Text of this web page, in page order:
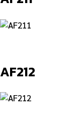
AF212